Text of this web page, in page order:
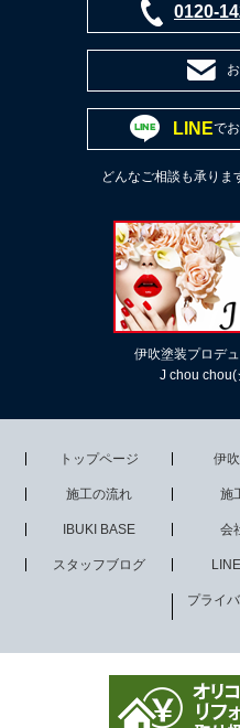
0120-
LINEで
どんなご相談も承りま
伊吹塗装プロデ
J chou chou(
トップページ 伊
施工の流れ 施
IBUKI BASE 会
スタッフブログ
プライ